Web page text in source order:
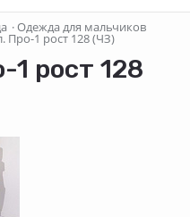
·Одежда для мальчиков
Про-1 рост 128 (ЧЗ)
рост 128